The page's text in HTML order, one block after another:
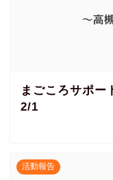
まごころサポー
2/1
活動報告